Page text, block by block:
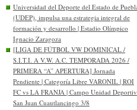
Universidad del Deporte del Estado de
(UDEP), impulsa una estrategia integral de
formación y desarrollo | Estadio Olímpico
Ignacio Zaragoza
[LIGA DE FÚTBOL VW DOMINICAL /
S.I.T.I. A V.W. A.C. TEMPORADA 2026 /
PRIMERA “A” APERTURA] Jornada
Pendiente | Categoría Libre VARONIL | ROI
FC vs LA FRANJA | Campo Unidad
San Juan Cuautlancingo 3/8